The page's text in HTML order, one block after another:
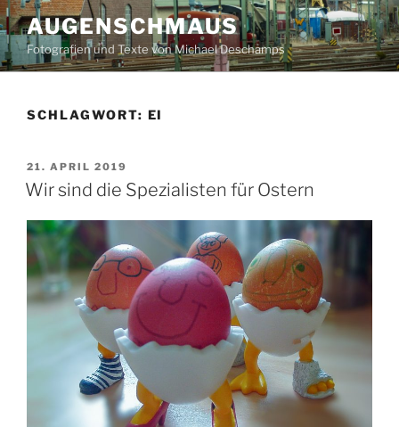
Zum
Inhalt
springen
AUGENSCHMAUS
Fotografien und Texte von Michael Deschamps
SCHLAGWORT: EI
VERÖFFENTLICHT
AM
21. APRIL 2019
Wir sind die Spezialisten für Ostern